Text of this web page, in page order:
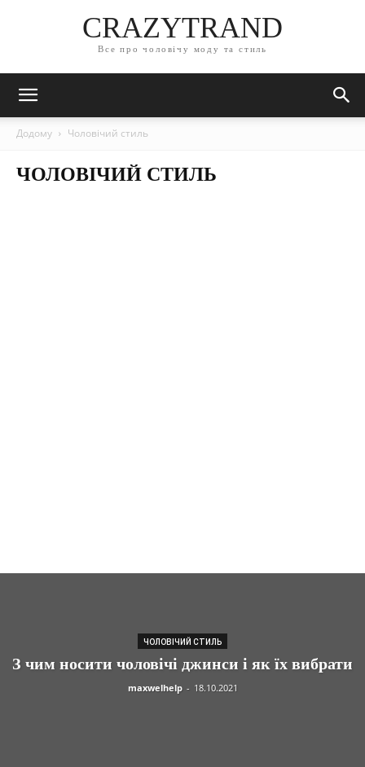
CRAZYTRAND
Все про чоловічу моду та стиль
Додому Чоловічий стиль
ЧОЛОВІЧИЙ СТИЛЬ
ЧОЛОВІЧИЙ СТИЛЬ
З чим носити чоловічі джинси і як їх вибрати
maxwelhelp - 18.10.2021